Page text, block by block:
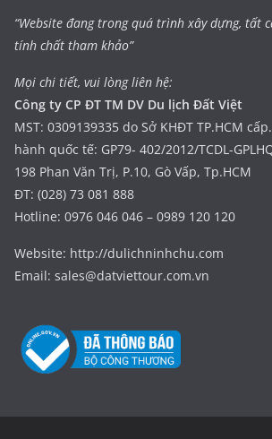
“Website đang trong quá trình xây dựng, tất
tính chất tham khảo”
Mọi chi tiết, vui lòng liên hệ:
Công ty CP ĐT TM DV Du lịch Đất Việt
MST: 0309139335 do Sở KHĐT TP.HCM
hành quốc tế: GP79- 402/2012/TCDL-
198 Phan Văn Trị, P.10, Gò Vấp, Tp.HCM
ĐT: (028) 73 081 888
Hotline: 0976 046 046 – 0989 120 120
Website: http://dulichninhchu.com
Email: sales@datviettour.com.vn